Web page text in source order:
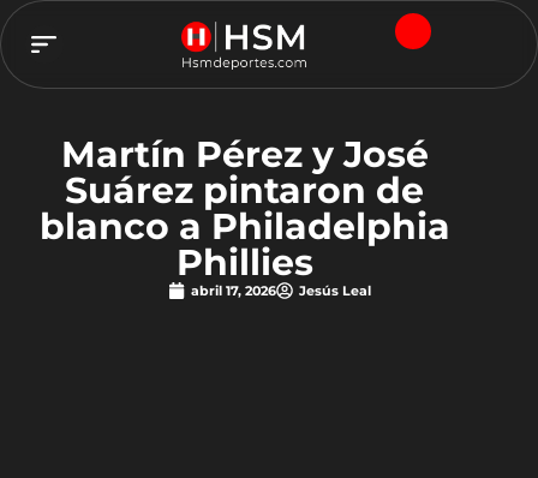
Martín Pérez y José
Suárez pintaron de
blanco a Philadelphia
Phillies
abril 17, 2026 Jesús Leal